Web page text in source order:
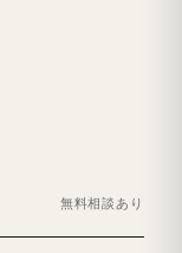
無料相談あり